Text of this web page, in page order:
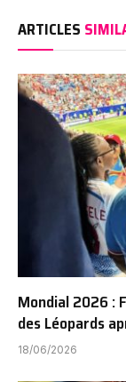
ARTICLES
Mondial 2026 :
des Léopards
18/06/2026